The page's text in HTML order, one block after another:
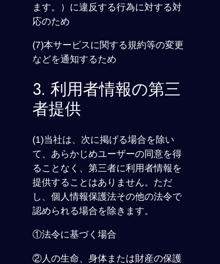
ます。）に違反する行為に対する対
応のため
(7)本サービスに関する規約等の変更
などを通知するため
3. 利用者情報の第三
者提供
(1)当社は、次に掲げる場合を除い
て、あらかじめユーザーの同意を得
ることなく、第三者に利用者情報を
提供することはありません。ただ
し、個人情報保護法その他の法令で
認められる場合を除きます。
①法令に基づく場合
②人の生命、身体または財産の保護